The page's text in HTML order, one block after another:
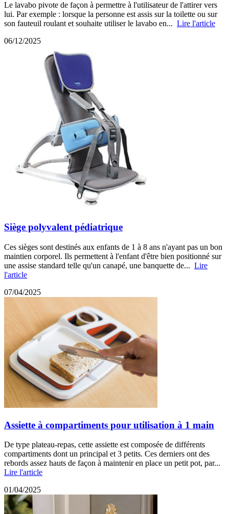
Le lavabo pivote de façon à permettre à l'utilisateur de l'attirer vers
lui. Par exemple : lorsque la personne est assis sur la toilette ou sur
son fauteuil roulant et souhaite utiliser le lavabo en... Lire l'article
06/12/2025
Siège polyvalent pédiatrique
Ces sièges sont destinés aux enfants de 1 à 8 ans n'ayant pas un bon
maintien corporel. Ils permettent à l'enfant d'être bien positionné sur
une assise standard telle qu'un canapé, une banquette de... Lire
l'article
07/04/2025
Assiette à compartiments pour utilisation à 1 main
De type plateau-repas, cette assiette est composée de différents
compartiments dont un principal et 3 petits. Ces derniers ont des
rebords assez hauts de façon à maintenir en place un petit pot, par...
Lire l'article
01/04/2025